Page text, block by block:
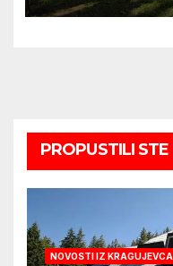
PROPUSTILI STE
NOVOSTI IZ KRAGUJEVCA